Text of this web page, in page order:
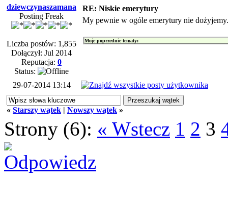
dziewczynaszamana
Posting Freak
Liczba postów: 1,855
Dołączył: Jul 2014
Reputacja: 0
Status:
RE: Niskie emerytury
My pewnie w ogóle emerytury nie dożyjemy.
Moje poprzednie tematy:
29-07-2014 13:14
« Starszy wątek | Nowszy wątek »
Strony (6): « Wstecz 1 2 3